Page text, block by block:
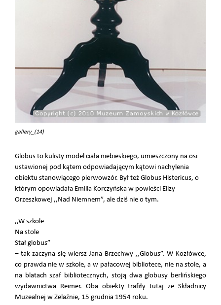
gallery_(14)
Globus to kulisty model ciała niebieskiego, umieszczony na osi
ustawionej pod kątem odpowiadającym kątowi nachylenia
obiektu stanowiącego pierwowzór. Był też Globus Histericus, o
którym opowiadała Emilia Korczyńska w powieści Elizy
Orzeszkowej ,,Nad Niemnem”, ale dziś nie o tym.
,,W szkole
Na stole
Stał globus”
– tak zaczyna się wiersz Jana Brzechwy ,,Globus”. W Kozłówce,
co prawda nie w szkole, a w pałacowej bibliotece, nie na stole, a
na blatach szaf bibliotecznych, stoją dwa globusy berlińskiego
wydawnictwa Reimer. Oba obiekty trafiły tutaj ze Składnicy
Muzealnej w Żelaźnie, 15 grudnia 1954 roku.